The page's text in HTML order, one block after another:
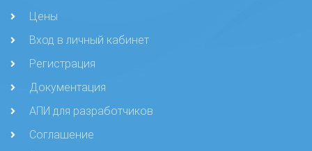
Цены
Вход в личный кабинет
Регистрация
Документация
АПИ для разработчиков
Соглашение